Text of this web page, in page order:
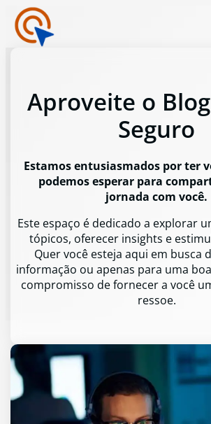
Aproveite o
Seguro
Estamos entusiasmados por ter
podemos esperar para
jornada com você.
Este espaço é dedicado a explorar
tópicos, oferecer insights e
Quer você esteja aqui em busca
informação ou apenas para uma
compromisso de fornecer a você
ressoe.